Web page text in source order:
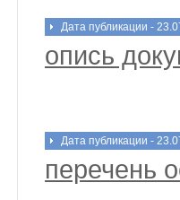
Дата публикации -
опись
Дата публикации -
перечень